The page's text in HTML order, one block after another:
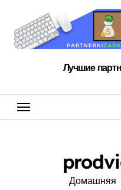
содержанию
Лучшие
Домашняя